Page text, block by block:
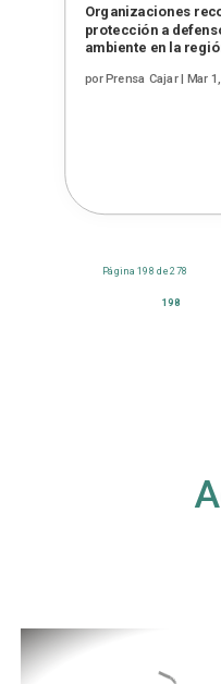
Organizaciones
protección a
ambiente en la
porPrensa Cajar| Mar
Página 198 de 278
198